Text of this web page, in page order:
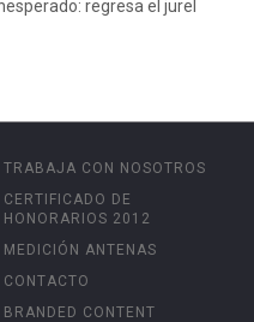
regresa el jurel
TRABAJA CON NOSOTROS
CERTIFICADO DE
HONORARIOS 2012
MEDICIÓN ANTENAS
CONTACTO
BRANDED CONTENT